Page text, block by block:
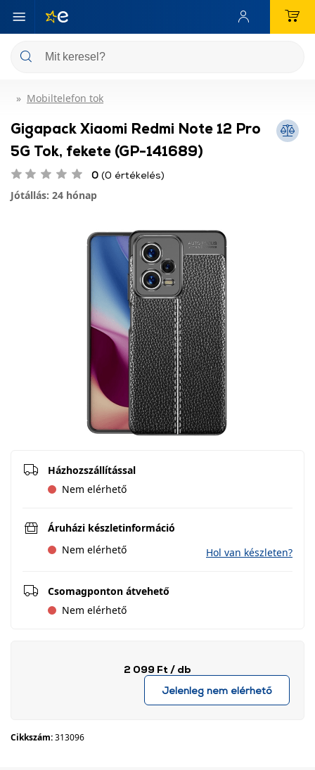
Mobiltelefon tok
Gigapack Xiaomi Redmi Note 12 Pro
5G Tok, fekete (GP-141689)
0 (0 értékelés)
Jótállás: 24 hónap
Házhozszállítással
Nem elérhető
Áruházi készletinformáció
Nem elérhető
Hol van készleten?
Csomagponton átvehető
Nem elérhető
2 099 Ft / db
Jelenleg nem elérhető
Cikkszám:313096